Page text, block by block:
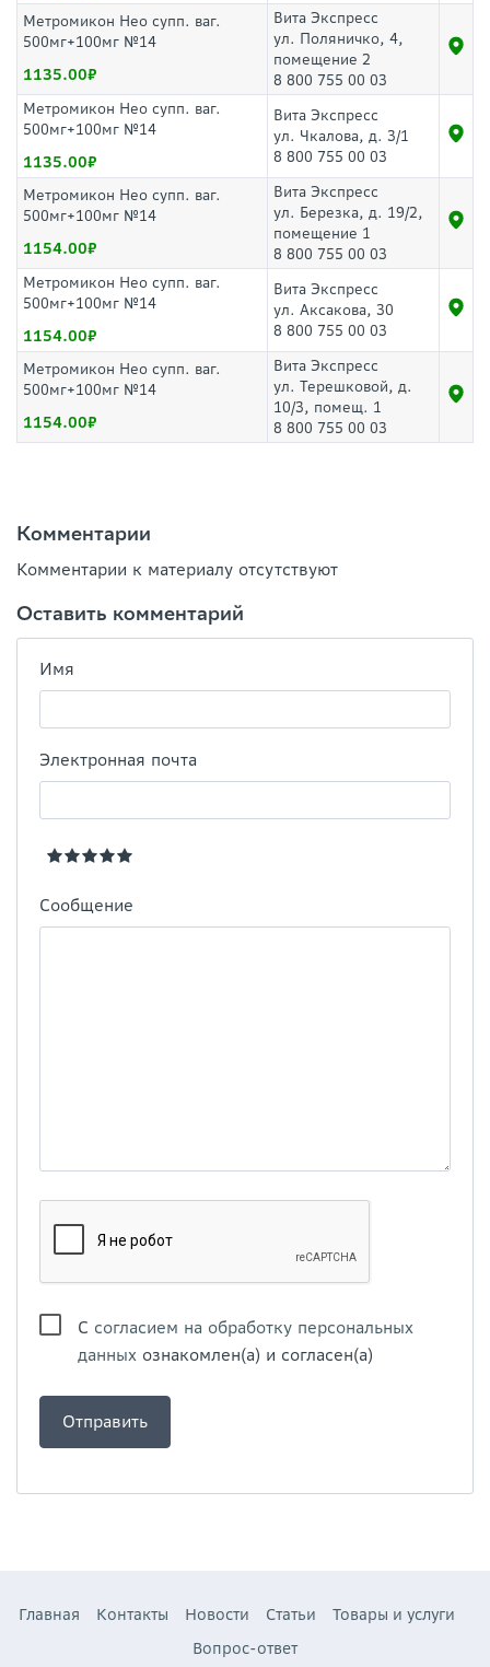
Метромикон Нео супп. ваг.
500мг+100мг №14
1135.00
Вита Экспресс
ул. Поляничко, 4,
помещение 2
8 800 755 00 03
Метромикон Нео супп. ваг.
500мг+100мг №14
1135.00
Вита Экспресс
ул. Чкалова, д. 3/1
8 800 755 00 03
Метромикон Нео супп. ваг.
500мг+100мг №14
1154.00
Вита Экспресс
ул. Березка, д. 19/2,
помещение 1
8 800 755 00 03
Метромикон Нео супп. ваг.
500мг+100мг №14
1154.00
Вита Экспресс
ул. Аксакова, 30
8 800 755 00 03
Метромикон Нео супп. ваг.
500мг+100мг №14
1154.00
Вита Экспресс
ул. Терешковой, д.
10/3, помещ. 1
8 800 755 00 03
Комментарии
Комментарии к материалу отсутствуют
Оставить комментарий
Имя
Электронная почта
Сообщение
С согласием на обработку персональных
данных ознакомлен(а) и согласен(а)
Главная Контакты Новости Статьи
Товары и услуги
Вопрос-ответ